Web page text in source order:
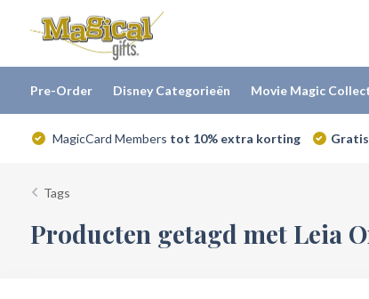
Pre-Order Disney Categorieën Movie Magic
MagicCard Members tot 10% extra korting
Tags
Producten getagd met Leia